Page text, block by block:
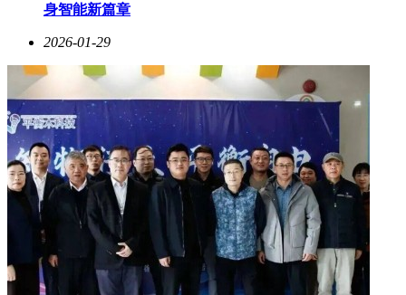
至二十多人，办公地点也从地下室搬进正规写字楼。他不再满
足于单一产品，而是将AI技术融入设计、市场调研和运营流
程。例如，AI生成推广图和自动化运营让效率提升数倍，但
他坚持产品设计不能完全依赖数据。“消费者需要情感连
接。”他说。他的投影灯开始加入温馨灯光颜色和AI对话功
能，试图为孤独的都市人提供“心理按摩”。
从社恐的理科男到能在各大场合侃侃而谈的创业者，魏俊的转
变令人惊叹。2025年，他作为电商标杆商家登上央视，并在
AI钉钉新品发布会上分享管理经验。回望过去，那个在风雪
中赶毛驴车的年轻人、在地下室拧螺丝的沉默男人、在法庭上
愤怒的创业者，最终都重叠在了这个平静的中年人身上。“只
身智能新篇章
2026-01-29